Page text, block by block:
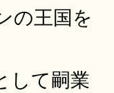
の王国を
して嗣業